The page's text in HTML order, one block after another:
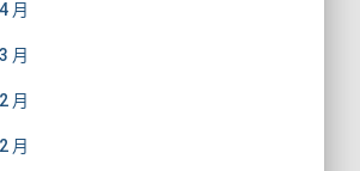
月
月
月
月